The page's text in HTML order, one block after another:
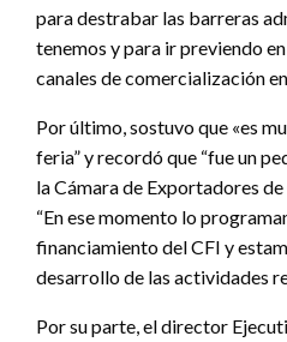
para destrabar las barreras
tenemos y para ir previendo
canales de comercialización
Por último, sostuvo que «es
feria” y recordó que “fue un
la Cámara de Exportadores
“En ese momento lo
financiamiento del CFI y
desarrollo de las actividades
Por su parte, el director